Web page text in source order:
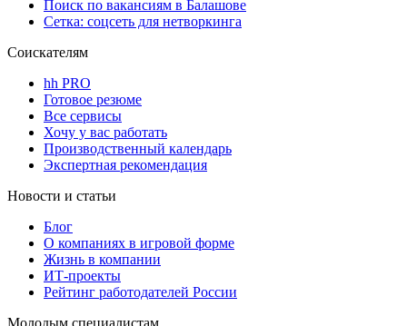
Поиск по вакансиям в Балашове
Сетка: соцсеть для нетворкинга
Соискателям
hh PRO
Готовое резюме
Все сервисы
Хочу у вас работать
Производственный календарь
Экспертная рекомендация
Новости и статьи
Блог
О компаниях в игровой форме
Жизнь в компании
ИТ-проекты
Рейтинг работодателей России
Молодым специалистам